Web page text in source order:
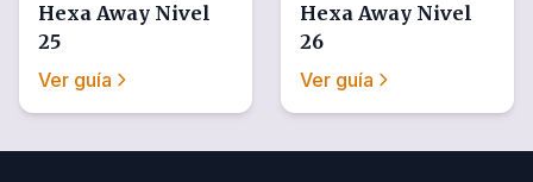
Hexa Away Nivel
25
Ver guía
Hexa Away Nivel
26
Ver guía